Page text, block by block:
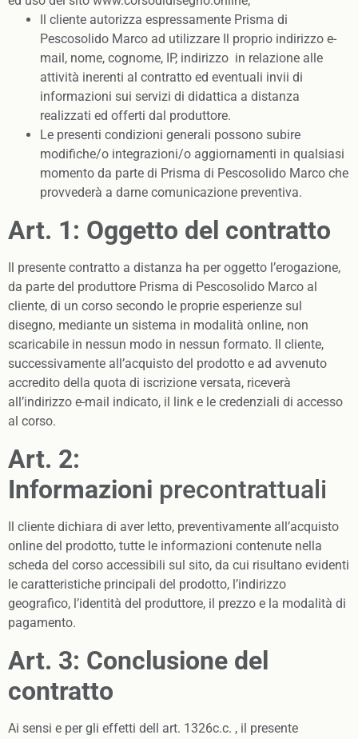
Il cliente autorizza espressamente Prisma di
Pescosolido Marco ad utilizzare Il proprio indirizzo e-
mail, nome, cognome, IP, indirizzo in relazione alle
attività inerenti al contratto ed eventuali invii di
informazioni sui servizi di didattica a distanza
realizzati ed offerti dal produttore.
Le presenti condizioni generali possono subire
modifiche/o integrazioni/o aggiornamenti in qualsiasi
momento da parte di Prisma di Pescosolido Marco che
provvederà a darne comunicazione preventiva.
Art. 1: Oggetto del contratto
Il presente contratto a distanza ha per oggetto l’erogazione,
da parte del produttore Prisma di Pescosolido Marco al
cliente, di un corso secondo le proprie esperienze sul
disegno, mediante un sistema in modalità online, non
scaricabile in nessun modo in nessun formato. Il cliente,
successivamente all’acquisto del prodotto e ad avvenuto
accredito della quota di iscrizione versata, riceverà
all’indirizzo e-mail indicato, il link e le credenziali di accesso
al corso.
Art. 2:
Informazioni precontrattuali
Il cliente dichiara di aver letto, preventivamente all’acquisto
online del prodotto, tutte le informazioni contenute nella
scheda del corso accessibili sul sito, da cui risultano evidenti
le caratteristiche principali del prodotto, l’indirizzo
geografico, l’identità del produttore, il prezzo e la modalità di
pagamento.
Art. 3: Conclusione del
contratto
Ai sensi e per gli effetti dell art. 1326c.c. , il presente